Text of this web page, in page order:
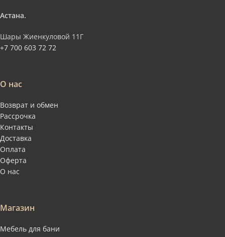
Астана.
Шары Жиенкуловой 11Г
+7 700 603 72 72
О нас
Возврат и обмен
Рассрочка
Контакты
Доставка
Оплата
Оферта
О нас
Магазин
Мебель для бани